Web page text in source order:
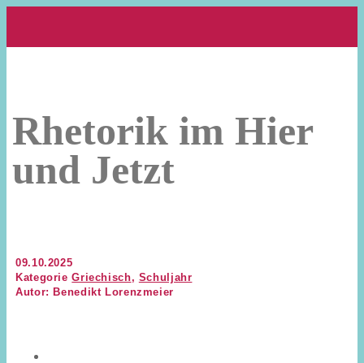
Rhetorik im Hier
und Jetzt
09.10.2025
KategorieGriechisch, Schuljahr
Autor: Benedikt Lorenzmeier